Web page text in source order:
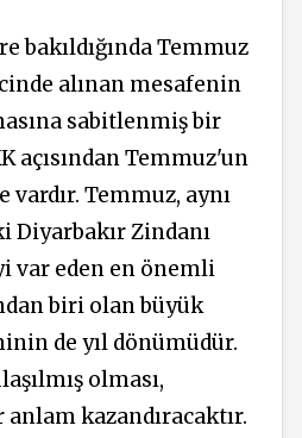
bakıldığında Temmuz
alınan mesafenin
sabitlenmiş bir
açısındanTemmuz'un
vardır. Temmuz, aynı
DiyarbakırZindanı
var eden en önemli
biri olan büyük
de yıl dönümüdür.
olması,
kazandıracaktır.